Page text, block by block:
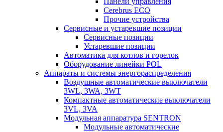
Cerebrus ECO
Прочие устройства
Сервисные и устаревшие позиции
Сервисные позиции
Устаревшие позиции
Автоматика для котлов и горелок
Оборудование линейки POL
Аппараты и системы энергораспределения
Воздушные автоматические выключатели
3WL, 3WA, 3WT
Компактные автоматические выключатели
3VL, 3VA
Модульная аппаратура SENTRON
Модульные автоматические